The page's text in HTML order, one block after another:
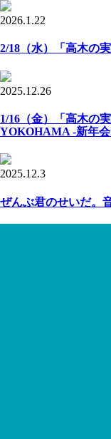
2026.1.22
2/18（水）「高木の
2025.12.26
1/16（金）「高木の
YOKOHAMA -新年会
2025.12.3
ぜんぶ君のせいだ。